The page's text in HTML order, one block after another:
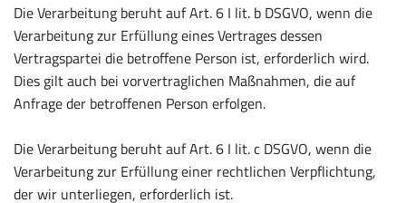
Die Verarbeitung beruht auf Art. 6 I lit. b DSGVO, wenn die
Verarbeitung zur Erfüllung eines Vertrages dessen
Vertragspartei die betroffene Person ist, erforderlich wird.
Dies gilt auch bei vorvertraglichen Maßnahmen, die auf
Anfrage der betroffenen Person erfolgen.
Die Verarbeitung beruht auf Art. 6 I lit. c DSGVO, wenn die
Verarbeitung zur Erfüllung einer rechtlichen Verpflichtung,
der wir unterliegen, erforderlich ist.